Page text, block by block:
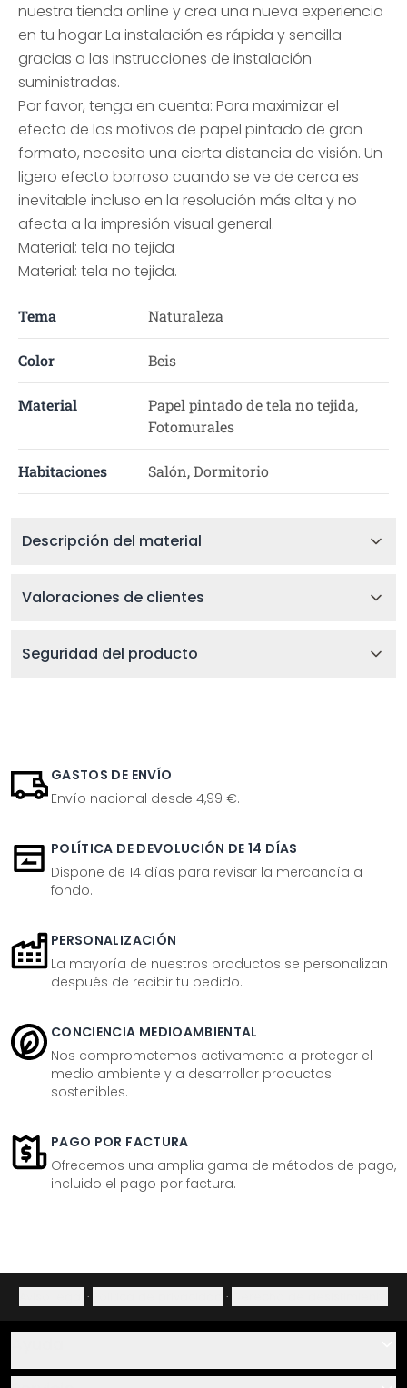
nuestra tienda online y crea una nueva experiencia
en tu hogar La instalación es rápida y sencilla
gracias a las instrucciones de instalación
suministradas.
Por favor, tenga en cuenta: Para maximizar el
efecto de los motivos de papel pintado de gran
formato, necesita una cierta distancia de visión. Un
ligero efecto borroso cuando se ve de cerca es
inevitable incluso en la resolución más alta y no
afecta a la impresión visual general.
Material: tela no tejida
Material: tela no tejida.
Tema Naturaleza
Color Beis
Material
Papel pintado de tela no tejida,
Fotomurales
Habitaciones Salón, Dormitorio
Descripción del material
Valoraciones de clientes
Seguridad del producto
GASTOS DE ENVÍO
Envío nacional desde 4,99 €.
POLÍTICA DE DEVOLUCIÓN DE 14 DÍAS
Dispone de 14 días para revisar la mercancía a
fondo.
PERSONALIZACIÓN
La mayoría de nuestros productos se personalizan
después de recibir tu pedido.
CONCIENCIA MEDIOAMBIENTAL
Nos comprometemos activamente a proteger el
medio ambiente y a desarrollar productos
sostenibles.
PAGO POR FACTURA
Ofrecemos una amplia gama de métodos de pago,
incluido el pago por factura.
· ·